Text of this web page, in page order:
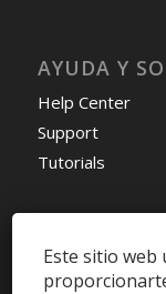
AYUDA Y
Help Center
Support
Tutorials
Get Offers »
Este sitio web